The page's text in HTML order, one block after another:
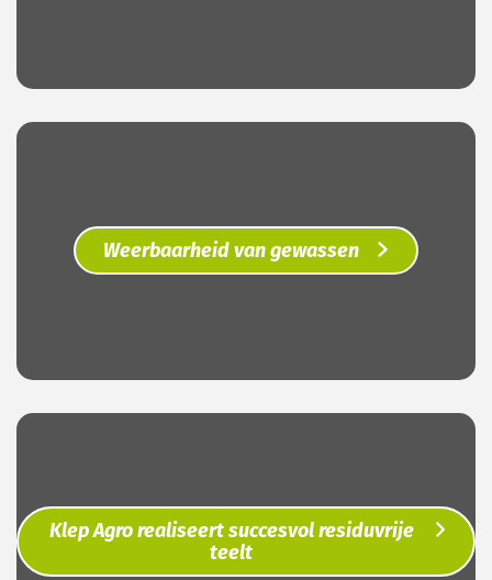
Weerbaarheid van gewassen
Klep Agro realiseert succesvol residuvrije
teelt